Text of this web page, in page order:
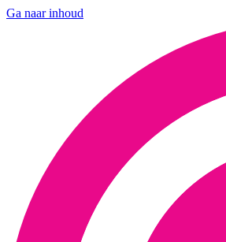
Ga naar inhoud